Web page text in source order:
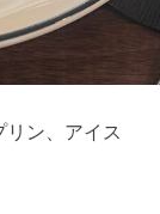
ン、アイス